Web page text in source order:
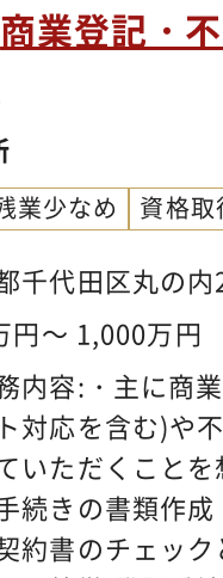
・事実調査・
関連手続の補
ができること●
ェックできる
クが作業に含
レベルの英語
（Speakingの
議事録作成、
は頻繁に求め
業登記・
業少なめ 資格
千代田区丸の
500万円～ 1,000万円
内容:・主に商
対応を含む)や
いただくこと
続きの書類作
約書のチェッ